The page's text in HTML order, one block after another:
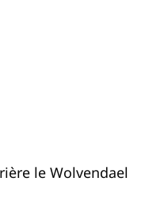
le Wolvendael